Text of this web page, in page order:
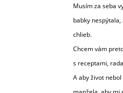
Musím za seba
babky
chlieb.
Chcem vám
s receptami,
A aby život